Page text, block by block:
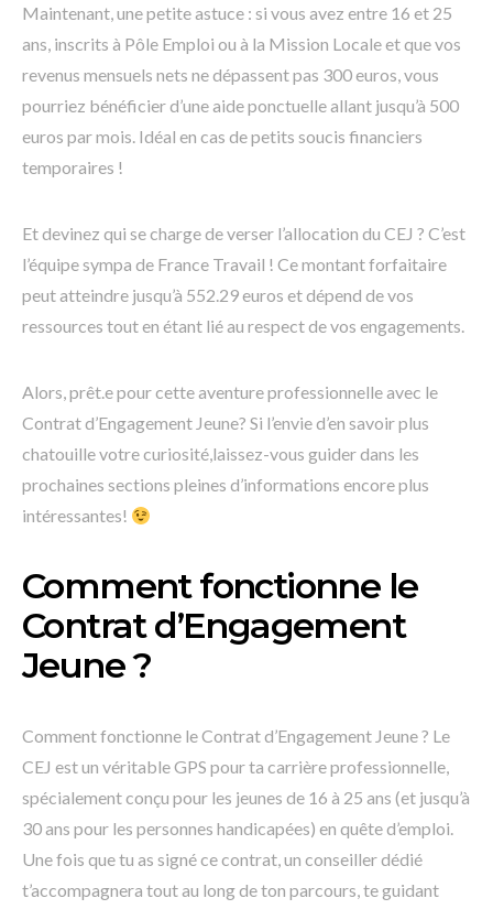
Maintenant, une petite astuce : si vous avez entre 16 et 25
ans, inscrits à Pôle Emploi ou à la Mission Locale et que vos
revenus mensuels nets ne dépassent pas 300 euros, vous
pourriez bénéficier d’une aide ponctuelle allant jusqu’à 500
euros par mois. Idéal en cas de petits soucis financiers
temporaires !
Et devinez qui se charge de verser l’allocation du CEJ ? C’est
l’équipe sympa de France Travail ! Ce montant forfaitaire
peut atteindre jusqu’à 552.29 euros et dépend de vos
ressources tout en étant lié au respect de vos engagements.
Alors, prêt.e pour cette aventure professionnelle avec le
Contrat d’Engagement Jeune? Si l’envie d’en savoir plus
chatouille votre curiosité,laissez-vous guider dans les
prochaines sections pleines d’informations encore plus
intéressantes!
Comment fonctionne le
Contrat d’Engagement
Jeune ?
Comment fonctionne le Contrat d’Engagement Jeune ? Le
CEJ est un véritable GPS pour ta carrière professionnelle,
spécialement conçu pour les jeunes de 16 à 25 ans (et jusqu’à
30 ans pour les personnes handicapées) en quête d’emploi.
Une fois que tu as signé ce contrat, un conseiller dédié
t’accompagnera tout au long de ton parcours, te guidant